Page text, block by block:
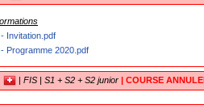
Invitation.pdf
Programme 2020.pdf
| FIS | S1 + S2 + S2 junior | COURSE